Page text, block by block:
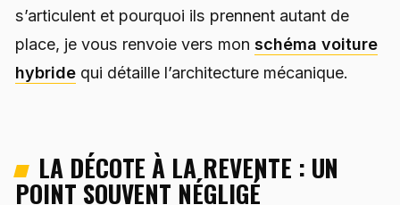
s’articulent et pourquoi ils prennent autant de
place, je vous renvoie vers mon schéma voiture
hybride qui détaille l’architecture mécanique.
LA DÉCOTE À LA REVENTE : UN
POINT SOUVENT NÉGLIGÉ